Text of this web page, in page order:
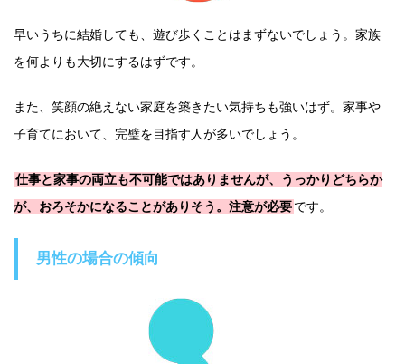
早いうちに結婚しても、遊び歩くことはまずないでしょう。家族
を何よりも大切にするはずです。
また、笑顔の絶えない家庭を築きたい気持ちも強いはず。家事や
子育てにおいて、完璧を目指す人が多いでしょう。
仕事と家事の両立も不可能ではありませんが、うっかりどちらか
が、おろそかになることがありそう。注意が必要です。
男性の場合の傾向